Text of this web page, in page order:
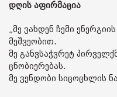
დღის აფირმაცია
„მე ვახდენ ჩემი
მეშვეობით.
მე განვსაჭვრეტ
ცნობიერებას.
მე ვენდობი სიცოცხლის